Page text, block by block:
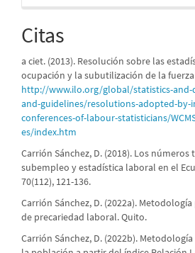
Citas
a ciet. (2013). Resolución sobre las
ocupación y la subutilización de la
http://www.ilo.org/global/statistics-and-
and-guidelines/resolutions-adopted-
conferences-of-labour-statisticians/
es/index.htm
Carrión Sánchez, D. (2018). Los
subempleo y estadística laboral en el
70(112), 121-136.
Carrión Sánchez, D. (2022a).
de precariedad laboral. Quito.
Carrión Sánchez, D. (2022b).